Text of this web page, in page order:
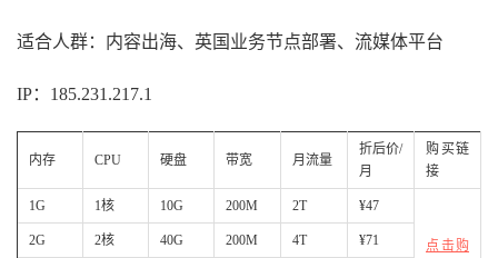
适合人群：内容出海、英国业务节点部署、流媒体平台
IP：185.231.217.1
内存 CPU 硬盘 带宽 月流量
折后价/
月
购买链
接
1G 1核 10G 200M 2T ¥47
点击购
2G 2核 40G 200M 4T ¥71